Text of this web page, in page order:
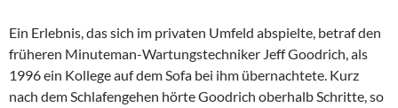
Ein Erlebnis, das sich im privaten Umfeld abspielte, betraf den
früheren Minuteman-Wartungstechniker Jeff Goodrich, als
1996 ein Kollege auf dem Sofa bei ihm übernachtete. Kurz
nach dem Schlafengehen hörte Goodrich oberhalb Schritte, so